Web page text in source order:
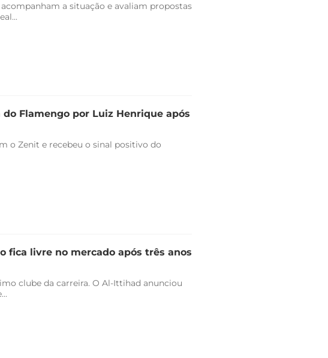
a situação e avaliam propostas
Flamengo por Luiz Henrique após
o Zenit e recebeu o sinal positivo do
fica livre no mercado após três anos
clube da carreira. O Al-Ittihad anunciou